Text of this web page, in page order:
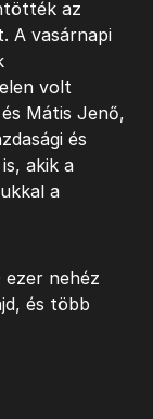
az
A vasárnapi
volt
Mátis Jenő,
és
akik a
a
ezer nehéz
és több